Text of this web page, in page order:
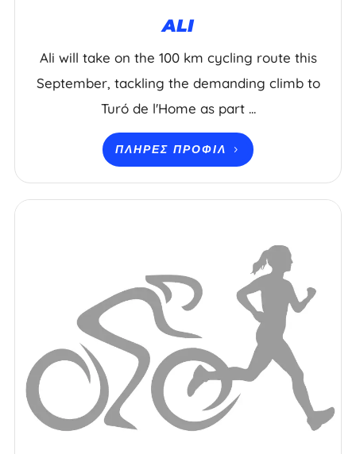
ALI
Ali will take on the 100 km cycling route this
September, tackling the demanding climb to
Turó de l'Home as part ...
ΠΛΉΡΕΣ ΠΡΟΦΊΛ